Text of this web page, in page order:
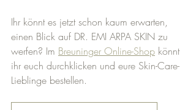
Ihr könnt es jetzt schon kaum erwarten,
einen Blick auf DR. EMI ARPA SKIN zu
werfen? Im Breuninger Online-Shop könnt
ihr euch durchklicken und eure Skin-Care-
Lieblinge bestellen.